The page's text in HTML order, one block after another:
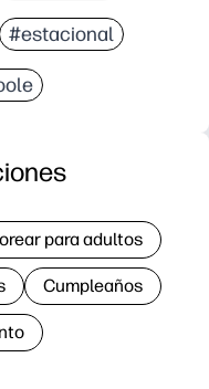
#estacional
para adultos
Cumpleaños